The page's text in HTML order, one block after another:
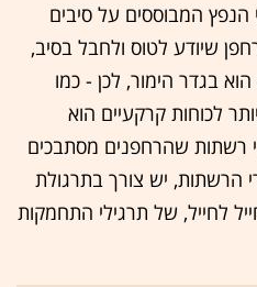
הנפץ המבוססים על סיבים
שיודע לטוס ולחבל בסיב,
הוא בגדר הימור, לכן - כמו
לכוחות קרקעיים הוא
רשתות שהרחפנים מסתבכים
הרשתות, יש צורך בתרגולת
לחייל, של תרגילי התחמקות